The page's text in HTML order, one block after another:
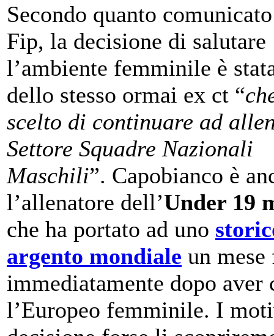
Secondo quanto
Fip, la decisione di salutare
l’ambiente femminile è
dello stesso ormai ex ct “
scelto di continuare ad
Settore Squadre Nazionali
Maschili”. Capobianco è
l’allenatore dell’Under 19
che ha portato ad uno
argento mondiale un mese
immediatamente dopo aver
l’Europeo femminile. I